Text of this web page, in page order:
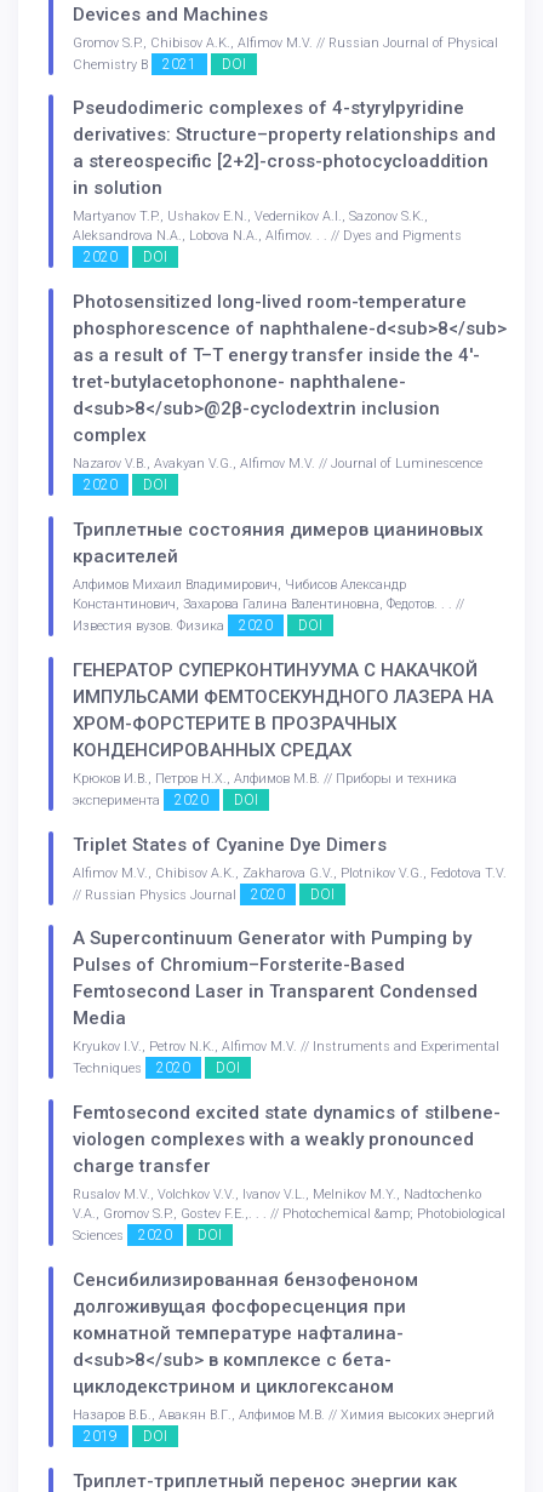
Devices and Machines
Gromov S.P., Chibisov A.K., Alfimov M.V. // Russian Journal of Physical
Chemistry B
2021 DOI
Pseudodimeric complexes of 4-styrylpyridine
derivatives: Structure–property relationships and
a stereospecific [2+2]-cross-photocycloaddition
in solution
Martyanov T.P., Ushakov E.N., Vedernikov A.I., Sazonov S.K.,
Aleksandrova N.A., Lobova N.A., Alfimov. . . // Dyes and Pigments
2020 DOI
Photosensitized long-lived room-temperature
phosphorescence of naphthalene-d<sub>8</sub>
as a result of T–T energy transfer inside the 4′-
tret-butylacetophonone- naphthalene-
d<sub>8</sub>@2β-cyclodextrin inclusion
complex
Nazarov V.B., Avakyan V.G., Alfimov M.V. // Journal of Luminescence
2020 DOI
Триплетные состояния димеров цианиновых
красителей
Алфимов Михаил Владимирович, Чибисов Александр
Константинович, Захарова Галина Валентиновна, Федотов. . . //
Известия вузов. Физика
2020 DOI
ГЕНЕРАТОР СУПЕРКОНТИНУУМА С НАКАЧКОЙ
ИМПУЛЬСАМИ ФЕМТОСЕКУНДНОГО ЛАЗЕРА НА
ХРОМ-ФОРСТЕРИТЕ В ПРОЗРАЧНЫХ
КОНДЕНСИРОВАННЫХ СРЕДАХ
Крюков И.В., Петров Н.Х., Алфимов М.В. // Приборы и техника
эксперимента
2020 DOI
Triplet States of Cyanine Dye Dimers
Alfimov M.V., Chibisov A.K., Zakharova G.V., Plotnikov V.G., Fedotova T.V.
// Russian Physics Journal
2020 DOI
A Supercontinuum Generator with Pumping by
Pulses of Chromium–Forsterite-Based
Femtosecond Laser in Transparent Condensed
Media
Kryukov I.V., Petrov N.K., Alfimov M.V. // Instruments and Experimental
Techniques
2020 DOI
Femtosecond excited state dynamics of stilbene-
viologen complexes with a weakly pronounced
charge transfer
Rusalov M.V., Volchkov V.V., Ivanov V.L., Melnikov M.Y., Nadtochenko
V.A., Gromov S.P., Gostev F.E.,. . . // Photochemical &amp; Photobiological
Sciences
2020 DOI
Сенсибилизированная бензофеноном
долгоживущая фосфоресценция при
комнатной температуре нафталина-
d<sub>8</sub> в комплексе с бета-
циклодекстрином и циклогексаном
Назаров В.Б., Авакян В.Г., Алфимов М.В. // Химия высоких энергий
2019 DOI
Триплет-триплетный перенос энергии как